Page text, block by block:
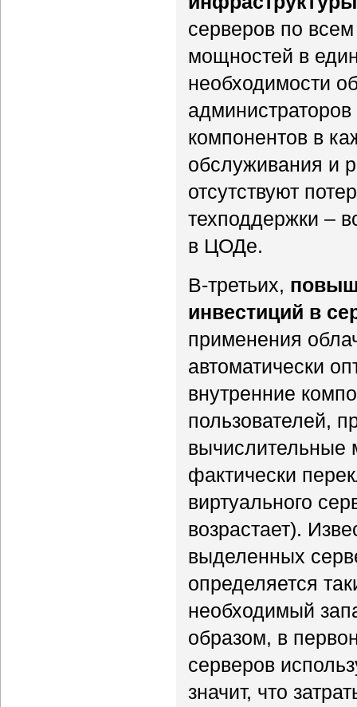
серверов по
мощностей в
необходимости
компонентов в
обслуживания и
отсутствуют
техподдержки –
в ЦОДе.
В-третьих,
инвестиций в
применения
автоматически
внутренние
пользователей,
вычислительные
фактически
виртуального
возрастает).
выделенных
определяется
необходимый
образом, в
серверов
значит, что